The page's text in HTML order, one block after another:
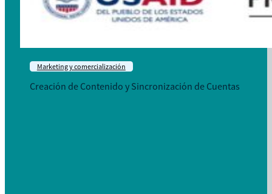
Marketing y comercialización
Creación de Contenido y Sincronización de Cuentas